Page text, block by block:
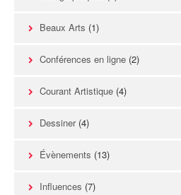
Beaux Arts (1)
Conférences en ligne (2)
Courant Artistique (4)
Dessiner(4)
Évènements (13)
Influences (7)